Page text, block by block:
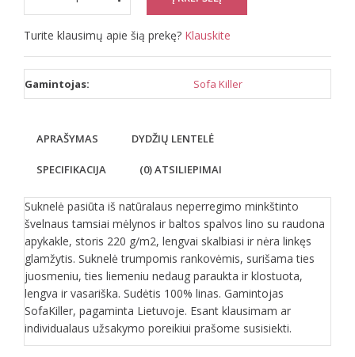
Turite klausimų apie šią prekę? Klauskite
Gamintojas: Sofa Killer
APRAŠYMAS DYDŽIŲ LENTELĖ
SPECIFIKACIJA (0) ATSILIEPIMAI
Suknelė pasiūta iš natūralaus neperregimo minkštinto
švelnaus tamsiai mėlynos ir baltos spalvos lino su raudona
apykakle, storis 220 g/m2, lengvai skalbiasi ir nėra linkęs
glamžytis. Suknelė trumpomis rankovėmis, surišama ties
juosmeniu, ties liemeniu nedaug paraukta ir klostuota,
lengva ir vasariška. Sudėtis 100% linas. Gamintojas
SofaKiller, pagaminta Lietuvoje. Esant klausimam ar
individualaus užsakymo poreikiui prašome susisiekti.